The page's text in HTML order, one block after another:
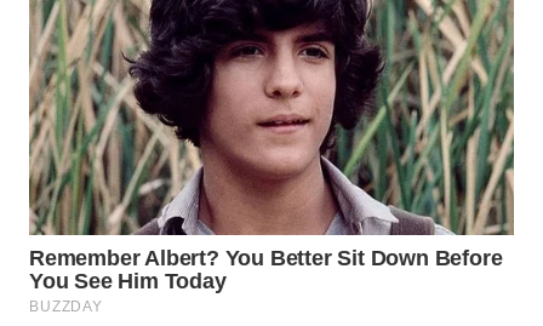
WN
PRIANGAN
TIMUR
WN
SEMARANG
WN
WN